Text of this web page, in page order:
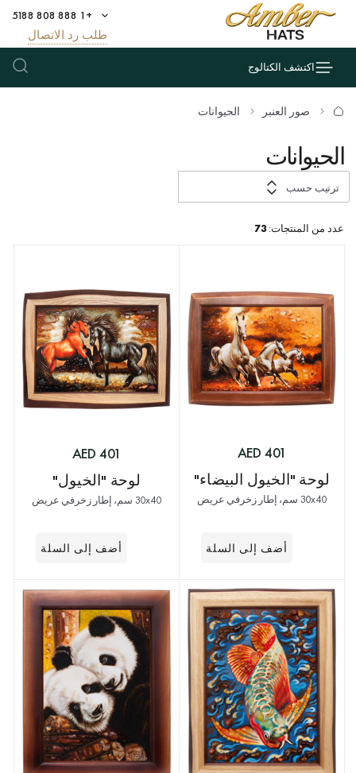
+1 888 808 5188
طلب رد الاتصال
اكتشف الكتالوج
صور العنبر الحيوانات
الحيوانات
ترتيب حسب
عدد من المنتجات:73
401 AED
لوحة "الخيول البيضاء"
30x40 سم، إطار زخرفي عريض
401 AED
لوحة "الخيول"
30x40 سم، إطار زخرفي عريض